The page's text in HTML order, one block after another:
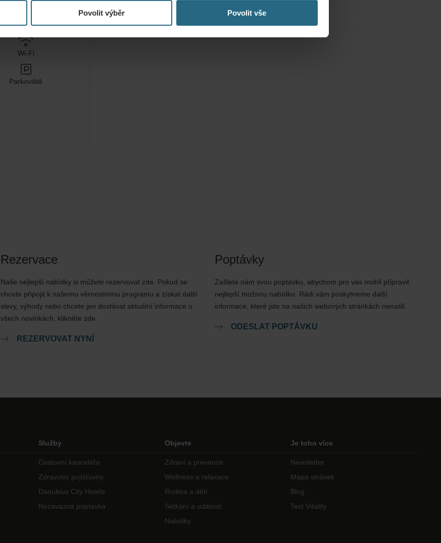
Povolit výběr Povolit vše
Wi-Fi
Parkoviště
Rezervace
Naše nejlepší nabídky si můžete rezervovat zde. Pokud se
chcete připojit k našemu věrnostnímu programu a získat další
slevy, výhody nebo chcete jen dostávat aktuální informace o
všech novinkách, klikněte zde.
REZERVOVAT NYNÍ
Poptávky
Zašlete nám svou poptávku, abychom pro vás mohli připravit
nejlepší možnou nabídku. Rádi vám poskytneme další
informace, které jste na našich webových stránkách nenašli.
ODESLAT POPTÁVKU
Služby
Cestovní kanceláře
Zdravotní pojišťovny
Danubius City Hotels
Nezávazná poptávka
Objevte
Zdraví a prevence
Wellness a relaxace
Rodina a děti
Setkání a události
Nabídky
Je toho více
Newsletter
Mapa stránek
Blog
Test Vitality